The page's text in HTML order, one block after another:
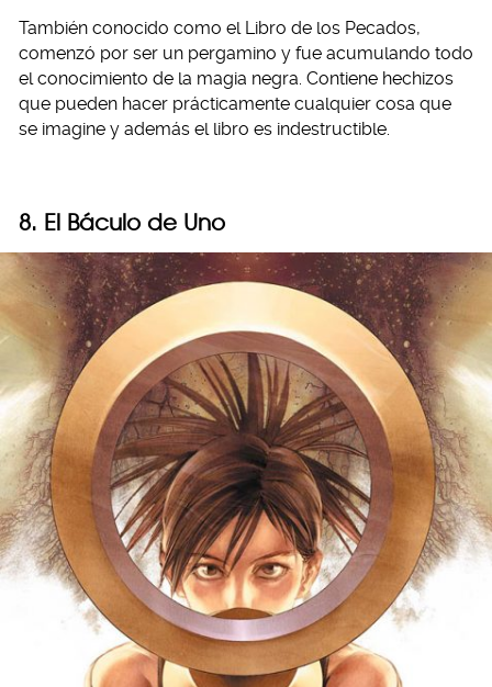
También conocido como el Libro de los Pecados,
comenzó por ser un pergamino y fue acumulando todo
el conocimiento de la magia negra. Contiene hechizos
que pueden hacer prácticamente cualquier cosa que
se imagine y además el libro es indestructible.
8. El Báculo de Uno